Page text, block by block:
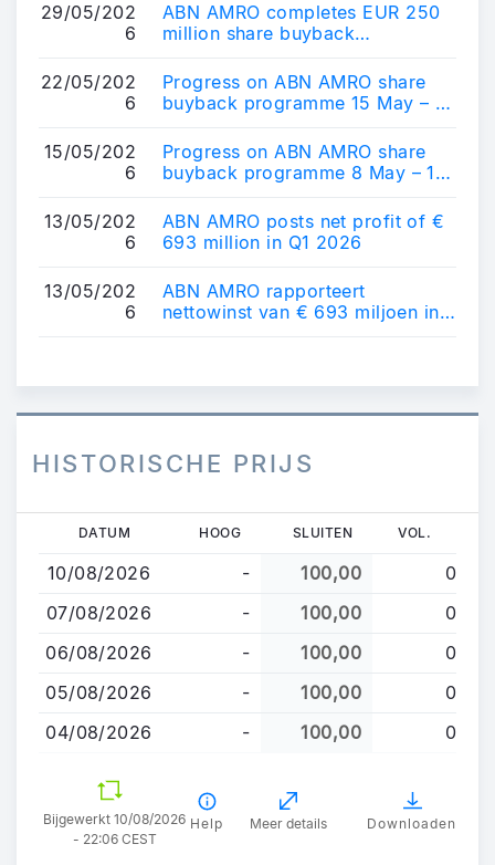
29/05/202
6
ABN AMRO completes EUR 250
million share buyback
22/05/202
6
Progress on ABN AMRO share
buyback programme 15 May – 21
15/05/202
6
Progress on ABN AMRO share
buyback programme 8 May – 14
13/05/202
6
ABN AMRO posts net profit of €
693 million in Q1 2026
13/05/202
6
ABN AMRO rapporteert
nettowinst van € 693 miljoen in
HISTORISCHE PRIJS
Overslaan
naar
de
gaan
DATUM HOOG SLUITEN VOL.
10/08/2026 - 100,00
0
07/08/2026
- 100,00
0
06/08/2026
- 100,00
0
05/08/2026
- 100,00
0
04/08/2026
- 100,00 0
Bijgewerkt 10/08/2026
- 22:06 CEST
Help Meer details Downloaden